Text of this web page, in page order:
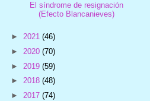
El síndrome de resignación
(Efecto Blancanieves)
► 2021 (46)
► 2020 (70)
► 2019 (59)
► 2018 (48)
► 2017 (74)